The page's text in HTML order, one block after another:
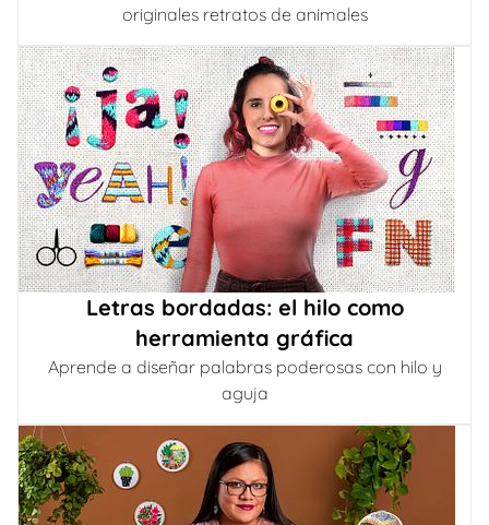
originales retratos de animales
Letras bordadas: el hilo como
herramienta gráfica
Aprende a diseñar palabras poderosas con hilo y
aguja